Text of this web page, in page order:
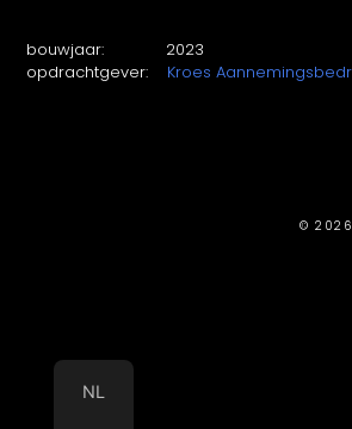
bouwjaar: 2023
opdrachtgever: Kroes
©
NL